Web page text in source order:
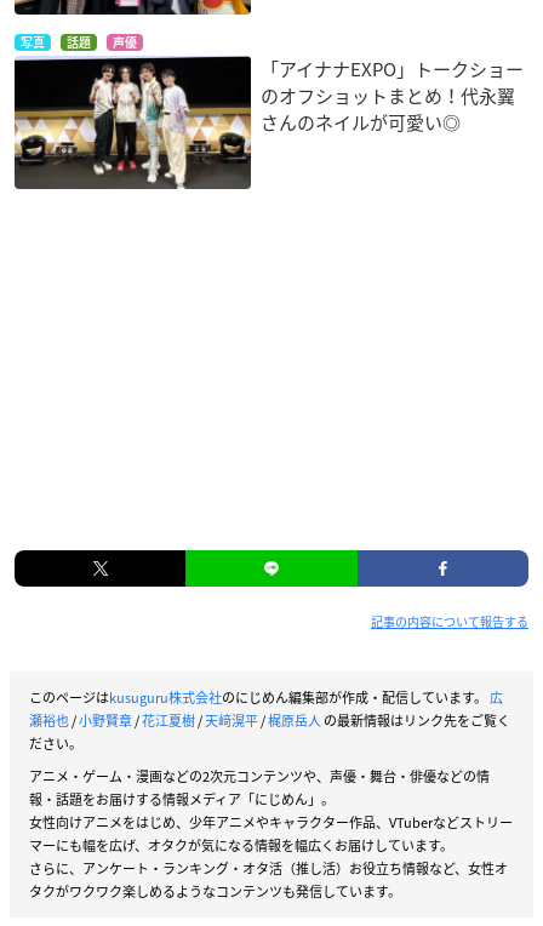
写真 話題 声優
「アイナナEXPO」トークショー
のオフショットまとめ！代永翼
さんのネイルが可愛い◎
記事の内容について報告する
このページはkusuguru株式会社のにじめん編集部が作成・配信しています。 広
瀬裕也/小野賢章/花江夏樹/天﨑滉平/梶原岳人の最新情報はリンク先をご覧く
ださい。
アニメ・ゲーム・漫画などの2次元コンテンツや、声優・舞台・俳優などの情
報・話題をお届けする情報メディア「にじめん」。
女性向けアニメをはじめ、少年アニメやキャラクター作品、VTuberなどストリー
マーにも幅を広げ、オタクが気になる情報を幅広くお届けしています。
さらに、アンケート・ランキング・オタ活（推し活）お役立ち情報など、女性オ
タクがワクワク楽しめるようなコンテンツも発信しています。